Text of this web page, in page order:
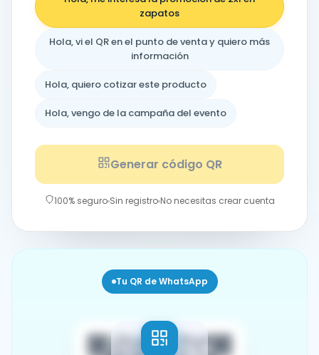
zapatos
Hola, vi el QR en el punto de venta y quiero más
información
Hola, quiero cotizar este producto
Hola, vengo de la campaña del evento
Generar código QR
100% seguroSin registroNo necesitas crear cuenta
Tu QR de WhatsApp